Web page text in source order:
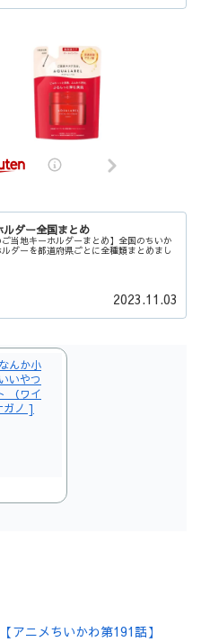
ルダー全国まとめ
ご当地キーホルダーまとめ】全国のちいか
ダーを都道府県ごとに全種類まとめまし
2023.11.03
んか小
いやつ
（ワイ
ガノ ]
【アニメちいかわ第191話】